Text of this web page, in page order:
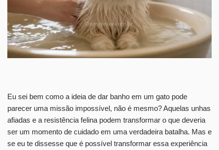
Eu sei bem como a ideia de dar banho em um gato pode
parecer uma missão impossível, não é mesmo? Aquelas unhas
afiadas e a resistência felina podem transformar o que deveria
ser um momento de cuidado em uma verdadeira batalha. Mas e
se eu te dissesse que é possível transformar essa experiência